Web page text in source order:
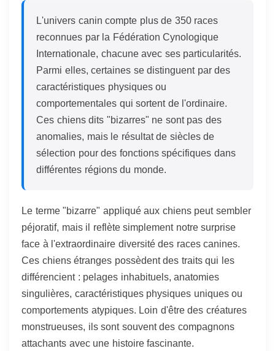
L'univers canin compte plus de 350 races
reconnues par la Fédération Cynologique
Internationale, chacune avec ses particularités.
Parmi elles, certaines se distinguent par des
caractéristiques physiques ou
comportementales qui sortent de l'ordinaire.
Ces chiens dits "bizarres" ne sont pas des
anomalies, mais le résultat de siècles de
sélection pour des fonctions spécifiques dans
différentes régions du monde.
Le terme "bizarre" appliqué aux chiens peut sembler
péjoratif, mais il reflète simplement notre surprise
face à l'extraordinaire diversité des races canines.
Ces chiens étranges possèdent des traits qui les
différencient : pelages inhabituels, anatomies
singulières, caractéristiques physiques uniques ou
comportements atypiques. Loin d'être des créatures
monstrueuses, ils sont souvent des compagnons
attachants avec une histoire fascinante.